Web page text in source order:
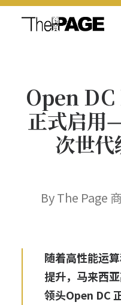
新闻内容
商页菁英
Open DC
正式启用
次世
By The Page
随着高性能运
提升，马来西
领头Open DC